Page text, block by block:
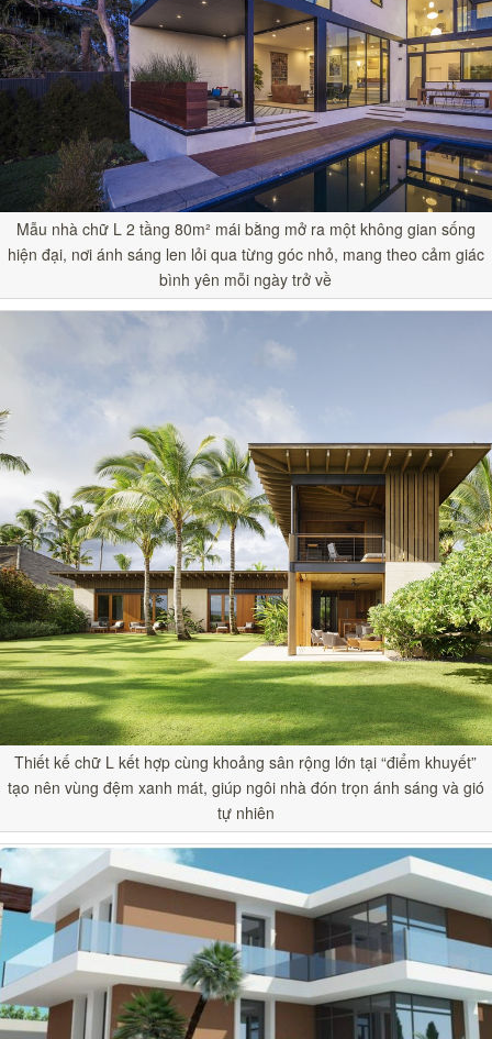
Mẫu nhà chữ L 2 tầng 80m² mái bằng mở ra một không gian sống
hiện đại, nơi ánh sáng len lỏi qua từng góc nhỏ, mang theo cảm giác
bình yên mỗi ngày trở về
Thiết kế chữ L kết hợp cùng khoảng sân rộng lớn tại “điểm khuyết”
tạo nên vùng đệm xanh mát, giúp ngôi nhà đón trọn ánh sáng và gió
tự nhiên